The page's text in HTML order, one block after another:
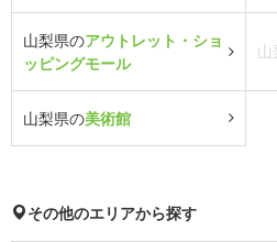
山梨県のアウトレット・ショ
ッピングモール
山
山梨県の美術館
その他のエリアから探す